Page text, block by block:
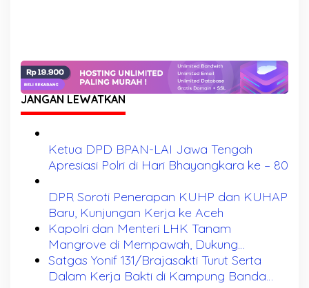
JANGAN LEWATKAN
Ketua DPD BPAN-LAI Jawa Tengah
Apresiasi Polri di Hari Bhayangkara ke – 80
DPR Soroti Penerapan KUHP dan KUHAP
Baru, Kunjungan Kerja ke Aceh
Kapolri dan Menteri LHK Tanam
Mangrove di Mempawah, Dukung
Pemulihan Ekosistem Pesisir
Satgas Yonif 131/Brajasakti Turut Serta
Dalam Kerja Bakti di Kampung Banda